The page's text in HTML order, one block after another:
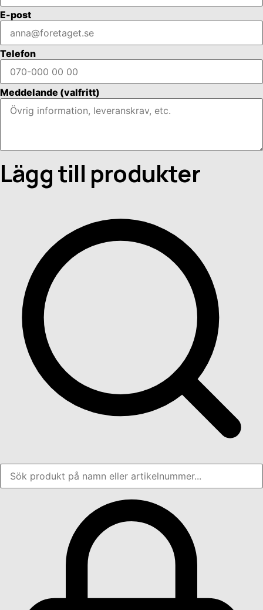
E-post
Telefon
Meddelande (valfritt)
Lägg till produkter